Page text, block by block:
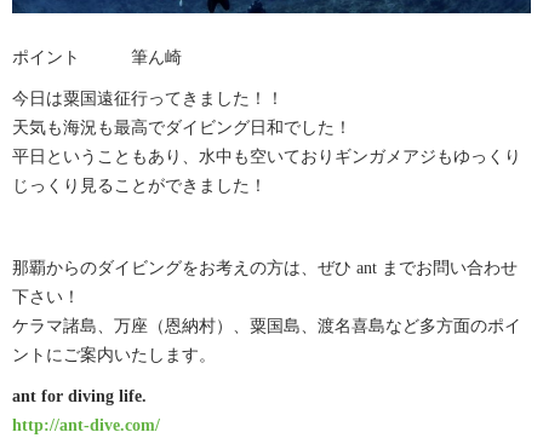
ポイント 筆ん崎
今日は粟国遠征行ってきました！！
天気も海況も最高でダイビング日和でした！
平日ということもあり、水中も空いておりギンガメアジもゆっくり
じっくり見ることができました！
那覇からのダイビングをお考えの方は、ぜひ ant までお問い合わせ
下さい！
ケラマ諸島、万座（恩納村）、粟国島、渡名喜島など多方面のポイ
ントにご案内いたします。
ant for diving life.
http://ant-dive.com/